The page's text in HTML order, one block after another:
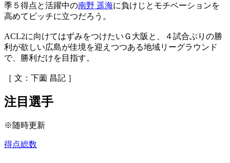
季５得点と活躍中の南野 遥海に負けじとモチベーションを
高めてピッチに立つだろう。
ACL2に向けてはずみをつけたいＧ大阪と、４試合ぶりの勝
利が欲しい広島が佳境を迎えつつある地域リーグラウンド
で、勝利だけを目指す。
［ 文：下薗 昌記 ］
注目選手
※随時更新
得点総数